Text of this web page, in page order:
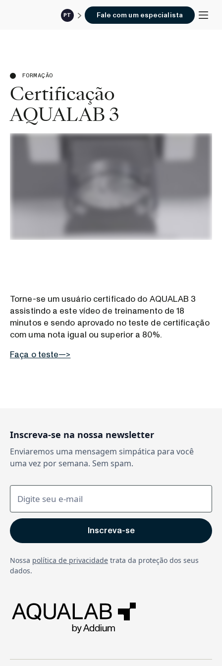
PT Fale com um especialista
FORMAÇÃO
Certificação
AQUALAB 3
Torne-se um usuário certificado do AQUALAB 3
assistindo a este vídeo de treinamento de 18
minutos e sendo aprovado no teste de certificação
com uma nota igual ou superior a 80%.
Faça o teste—>
Inscreva-se na nossa newsletter
Enviaremos uma mensagem simpática para você
uma vez por semana. Sem spam.
Nossa política de privacidade trata da proteção dos seus
dados.